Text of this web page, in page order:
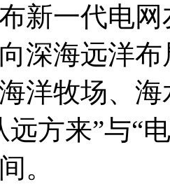
一代电网
深海远洋
洋牧场、
远方来”与“
。